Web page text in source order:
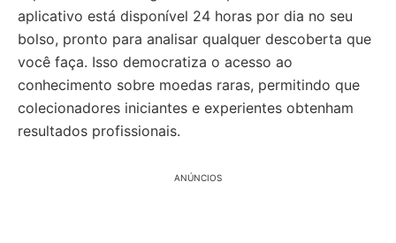
aplicativo está disponível 24 horas por dia no seu
bolso, pronto para analisar qualquer descoberta que
você faça. Isso democratiza o acesso ao
conhecimento sobre moedas raras, permitindo que
colecionadores iniciantes e experientes obtenham
resultados profissionais.
ANÚNCIOS